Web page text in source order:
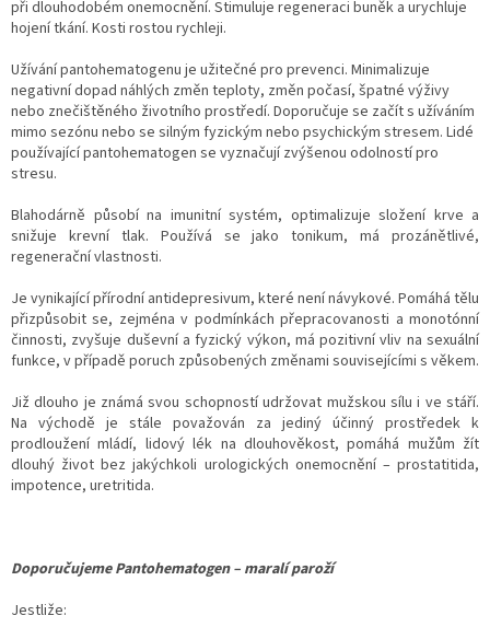
při dlouhodobém onemocnění. Stimuluje regeneraci buněk a urychluje
hojení tkání. Kosti rostou rychleji.
Užívání pantohematogenu je užitečné pro prevenci. Minimalizuje
negativní dopad náhlých změn teploty, změn počasí, špatné výživy
nebo znečištěného životního prostředí. Doporučuje se začít s užíváním
mimo sezónu nebo se silným fyzickým nebo psychickým stresem. Lidé
používající pantohematogen se vyznačují zvýšenou odolností pro
stresu.
Blahodárně působí na imunitní systém, optimalizuje složení krve a
snižuje krevní tlak. Používá se jako tonikum, má prozánětlivé,
regenerační vlastnosti.
Je vynikající přírodní antidepresivum, které není návykové. Pomáhá tělu
přizpůsobit se, zejména v podmínkách přepracovanosti a monotónní
činnosti, zvyšuje duševní a fyzický výkon, má pozitivní vliv na sexuální
funkce, v případě poruch způsobených změnami souvisejícími s věkem.
Již dlouho je známá svou schopností udržovat mužskou sílu i ve stáří.
Na východě je stále považován za jediný účinný prostředek k
prodloužení mládí, lidový lék na dlouhověkost, pomáhá mužům žít
dlouhý život bez jakýchkoli urologických onemocnění – prostatitida,
impotence, uretritida.
Doporučujeme Pantohematogen – maralí paroží
Jestliže: